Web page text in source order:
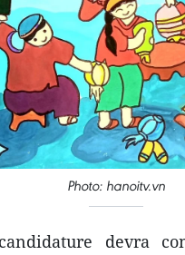
Photo: hanoitv.vn
devra